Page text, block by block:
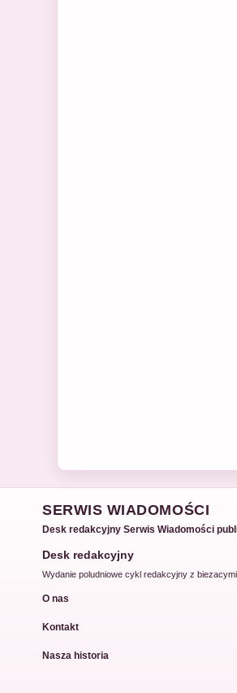
SERWIS WIADOMOŚCI
Desk redakcyjny Serwis Wiadomości
Desk redakcyjny
Wydanie poludniowe cykl redakcyjny z biezacymi
O nas
Kontakt
Nasza historia